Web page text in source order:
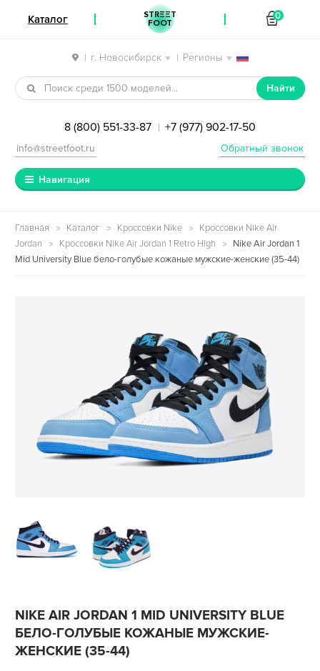
| г. Новосибирск | Регионы
Перейти к навигации
Перейти к содержимому
Найти
8 (800) 551-33-87 | +7 (977) 902-17-50
Обратный звонок
info@streetfoot.ru
Навигация
Главная Каталог Кроссовки Nike
Кроссовки Nike Air
Jordan
Кроссовки Nike Air Jordan 1 Retro High
Nike Air Jordan 1
Mid University Blue бело-голубые кожаные мужские-женские (35-44)
NIKE AIR JORDAN 1 MID UNIVERSITY BLUE
БЕЛО-ГОЛУБЫЕ КОЖАНЫЕ МУЖСКИЕ-
ЖЕНСКИЕ (35-44)
Каталог STREET
FOOT
0